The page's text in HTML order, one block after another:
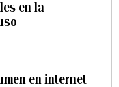
en la
en internet